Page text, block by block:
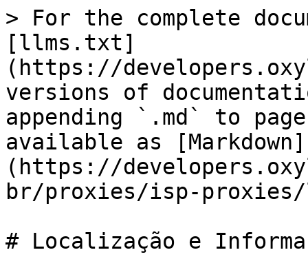
> For the complete
[llms.txt]
(https://
versions of
appending `.md` to
available as [Markdown]
(https://
br/proxies/isp-
# Localização e